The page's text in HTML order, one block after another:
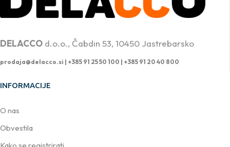
DELACCO d.o.o., Čabdin 53, 10450 Jastrebarsko
prodaja@delacco.si | +385 91 25 50 100 | +385 91 20 40 800
INFORMACIJE
O nas
Obvestila